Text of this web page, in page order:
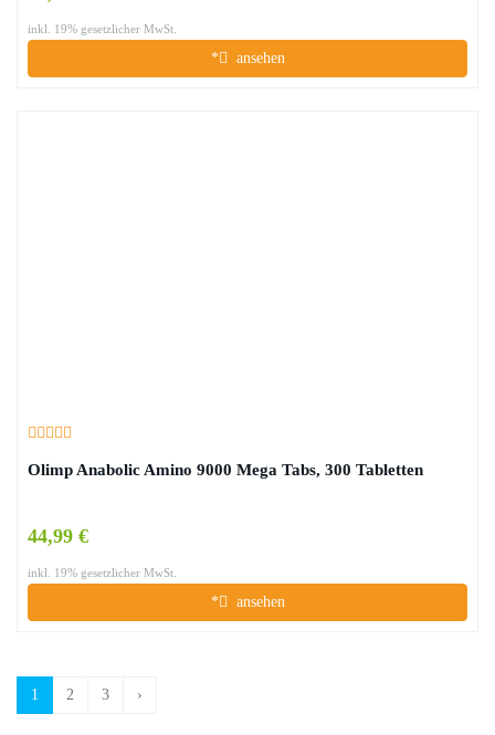
inkl. 19% gesetzlicher MwSt.
* ansehen
Olimp Anabolic Amino 9000 Mega Tabs, 300 Tabletten
44,99 €
inkl. 19% gesetzlicher MwSt.
* ansehen
1 2 3 ›